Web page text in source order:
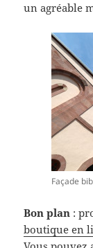
un agréable
Façade
Bon plan :
boutique en